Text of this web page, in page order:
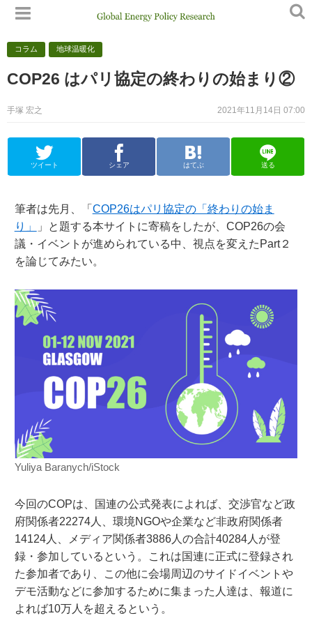
コラム 地球温暖化
COP26 はパリ協定の終わりの始まり②
2021年11月14日 07:00
手塚 宏之
ツイート シェア はてぶ 送る
筆者は先月、「 COP26はパリ協定の「終わりの始ま
り」
」と題する本サイトに寄稿をしたが、COP26の会
議・イベントが進められている中、視点を変えたPart２
を論じてみたい。
Yuliya Baranych/iStock
今回のCOPは、国連の公式発表によれば、交渉官など政
府関係者22274人、環境NGOや企業など非政府関係者
14124人、メディア関係者3886人の合計40284人が登
録・参加しているという。これは国連に正式に登録され
た参加者であり、この他に会場周辺のサイドイベントや
デモ活動などに参加するために集まった人達は、報道に
よれば10万人を超えるという。